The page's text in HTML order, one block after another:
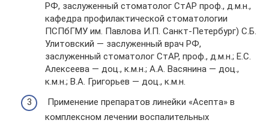
РФ, заслуженный стоматолог СтАР проф., д.м.н.,
кафедра профилактической стоматологии
ПСПбГМУ им. Павлова И.П. Санкт-Петербург) С.Б.
Улитовский — заслуженный врач РФ,
заслуженный стоматолог СтАР, проф., д.м.н.; Е.С.
Алексеева — доц., к.м.н.; А.А. Васянина — доц.,
к.м.н.; В.А. Григорьев — доц., к.м.н.
Применение препаратов линейки «Асепта» в
комплексном лечении воспалительных